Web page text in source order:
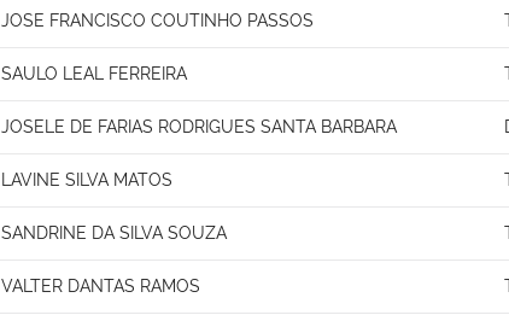
JOSE FRANCISCO COUTINHO PASSOS
SAULO LEAL FERREIRA
JOSELE DE FARIAS RODRIGUES SANTA BARBARA
LAVINE SILVA MATOS
SANDRINE DA SILVA SOUZA
VALTER DANTAS RAMOS